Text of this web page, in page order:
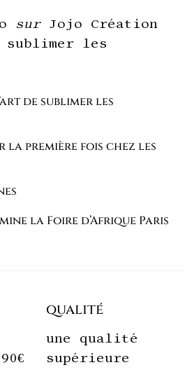
sur Jojo Création
les
de sublimer les
la première fois chez les
la Foire d’Afrique Paris
qualité
une qualité
supérieure